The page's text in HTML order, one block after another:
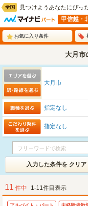
見つけようあなたにぴっ
甲信越・
お気に入り条件
大月市
大月市
指定なし
指定なし
入力した条件を クリア
11 件中 1-11件目表示